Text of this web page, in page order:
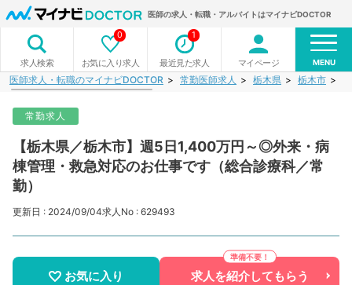
医師の求人・転職・アルバイトはマイナビDOCTOR
求人検索 お気に入り求人
0
最近見た求人
1
マイページ MENU
医師求人・転職のマイナビDOCTOR 常勤医師求人 栃木県 栃木市
常勤求人
【栃木県／栃木市】週5日1,400万円～◎外来・病
棟管理・救急対応のお仕事です（総合診療科／常
勤）
更新日 : 2024/09/04求人No : 629493
お気に入り 求人を紹介してもらう